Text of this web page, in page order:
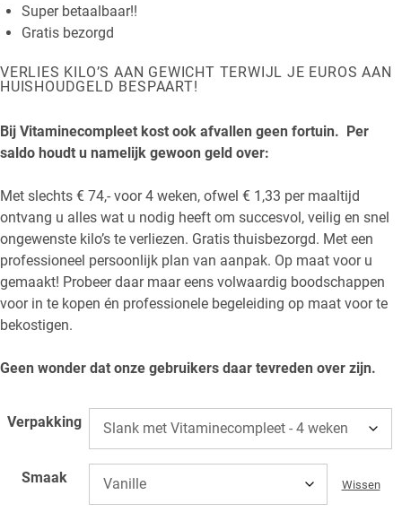
Super betaalbaar!!
Gratis bezorgd
VERLIES KILO’S AAN GEWICHT TERWIJL JE EUROS AAN
HUISHOUDGELD BESPAART!
Bij Vitaminecompleet kost ook afvallen geen fortuin. Per
saldo houdt u namelijk gewoon geld over:
Met slechts € 74,- voor 4 weken, ofwel € 1,33 per maaltijd
ontvang u alles wat u nodig heeft om succesvol, veilig en snel
ongewenste kilo’s te verliezen. Gratis thuisbezorgd. Met een
professioneel persoonlijk plan van aanpak. Op maat voor u
gemaakt! Probeer daar maar eens volwaardig boodschappen
voor in te kopen én professionele begeleiding op maat voor te
bekostigen.
Geen wonder dat onze gebruikers daar tevreden over zijn.
Verpakking
Smaak Wissen